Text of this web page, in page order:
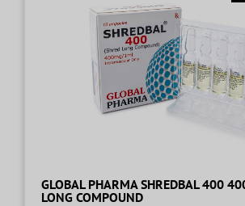
GLOBAL PHARMA SHREDBAL 400
LONG COMPOUND